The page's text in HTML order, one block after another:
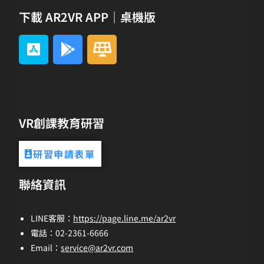
下載 AR2VR APP｜桌機版
VR創課教育研習
研習申請表單
聯絡資訊
LINE客服： https://page.line.me/ar2vr
電話：02-2361-6666
Email：service@ar2vr.com